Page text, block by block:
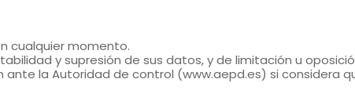
cualquier momento.
y supresión de sus datos, y de limitación u
ante la Autoridad de control (www.aepd.es) si considera